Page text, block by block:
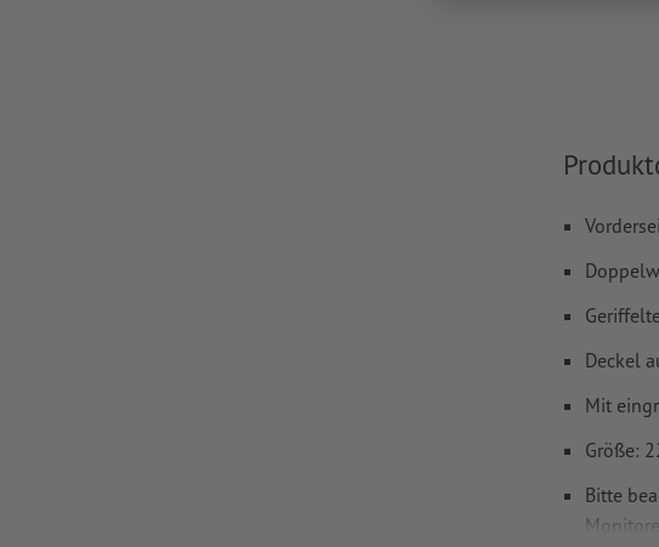
Wie lege
Deckel
Mit
Größe:
Bitte